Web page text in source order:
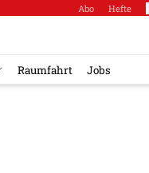
Abo Hefte
Raumfahrt Jobs